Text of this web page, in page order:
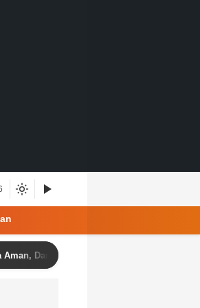
dan Kondusif Jelang HUT ke-81